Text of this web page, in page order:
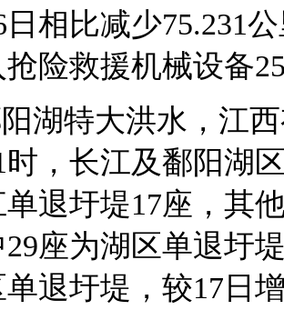
日相比减少75.231
抢险救援机械设备
湖特大洪水，江
时，长江及鄱阳湖
退圩堤17座，其
座为湖区单退圩
退圩堤，较17日